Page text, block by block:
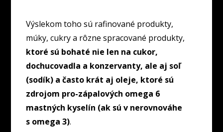
Výslekom toho sú rafinované produkty,
múky, cukry a rôzne spracované produkty,
ktoré sú bohaté nie len na cukor,
dochucovadla a konzervanty, ale aj soľ
(sodík) a často krát aj oleje, ktoré sú
zdrojom pro-zápalových omega 6
mastných kyselín (ak sú v nerovnováhe
s omega 3).